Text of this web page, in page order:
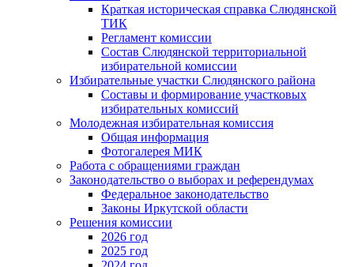
Краткая историческая справка Слюдянской
ТИК
Регламент комиссии
Состав Слюдянской территориальной
избирательной комиссии
Избирательные участки Слюдянского района
Составы и формирование участковых
избирательных комиссий
Молодежная избирательная комиссия
Общая информация
Фотогалерея МИК
Работа с обращениями граждан
Законодательство о выборах и референдумах
Федеральное законодательство
Законы Иркутской области
Решения комиссии
2026 год
2025 год